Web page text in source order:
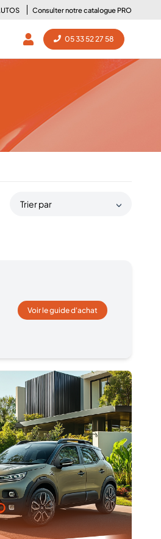
Consulter notre catalogue PRO
05 33 52 27 58
Trier par
Voir le guide d'achat